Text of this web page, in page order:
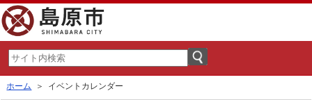
ホーム ＞ イベントカレンダー